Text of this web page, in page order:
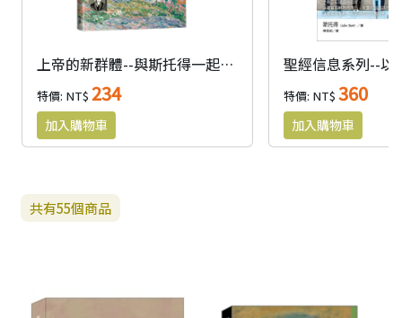
上帝的新群體--與斯托得一起讀以弗所書
特價: NT$234
聖經信息系列--以
特價: NT$360
共有55個商品